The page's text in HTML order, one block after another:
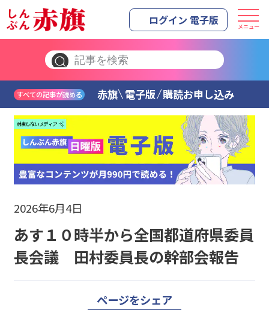
ログイン 電子版 メニュー
すべての記事が読める 赤旗 電子版 購読お申し込み
2026年6月4日
あす１０時半から全国都道府県委員
長会議 田村委員長の幹部会報告
ページをシェア